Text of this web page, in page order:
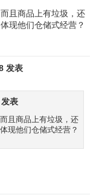
玛从这两方面同时
行业去了。
员商店是沃尔玛
斯的一大法宝。
：
且商品上有垃圾，还
现他们仓储式经营？
发表
表
且商品上有垃圾，还
现他们仓储式经营？